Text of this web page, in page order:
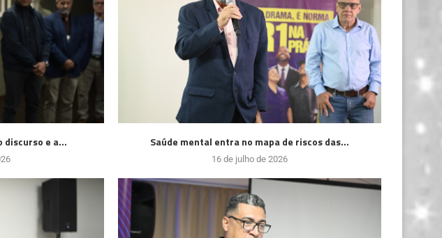
discurso e a... Saúde mental entra no mapa de riscos das...
16 de julho de 2026